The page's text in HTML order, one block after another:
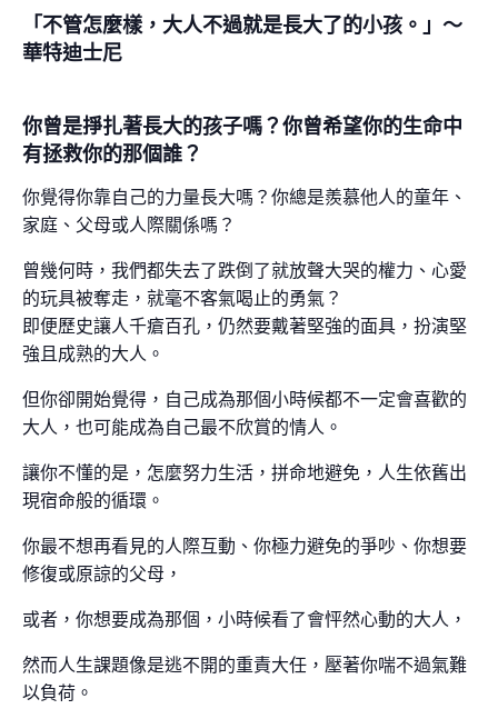
「不管怎麼樣，大人不過就是長大了的小孩。」～
華特迪士尼
你曾是掙扎著長大的孩子嗎？你曾希望你的生命中
有拯救你的那個誰？
你覺得你靠自己的力量長大嗎？你總是羨慕他人的童年、
家庭、父母或人際關係嗎？
曾幾何時，我們都失去了跌倒了就放聲大哭的權力、心愛
的玩具被奪走，就毫不客氣喝止的勇氣？
即便歷史讓人千瘡百孔，仍然要戴著堅強的面具，扮演堅
強且成熟的大人。
但你卻開始覺得，自己成為那個小時候都不一定會喜歡的
大人，也可能成為自己最不欣賞的情人。
讓你不懂的是，怎麼努力生活，拼命地避免，人生依舊出
現宿命般的循環。
你最不想再看見的人際互動、你極力避免的爭吵、你想要
修復或原諒的父母，
或者，你想要成為那個，小時候看了會怦然心動的大人，
然而人生課題像是逃不開的重責大任，壓著你喘不過氣難
以負荷。